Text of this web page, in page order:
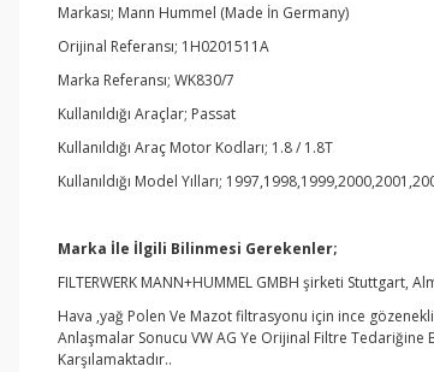
Markası; Mann Hummel (Made İn Germany)
Orijinal Referansı; 1H0201511A
Marka Referansı; WK830/7
Kullanıldığı Araçlar; Passat
Kullanıldığı Araç Motor Kodları; 1.8 / 1.8T
Kullanıldığı Model Yılları;
Marka İle İlgili Bilinmesi Gerekenler;
FILTERWERK MANN+HUMMEL GMBH şirketi Stuttgart,
Hava ,yağ Polen Ve Mazot filtrasyonu için ince
Anlaşmalar Sonucu VW AG Ye Orijinal Filtre Tedariğine
Karşılamaktadır..